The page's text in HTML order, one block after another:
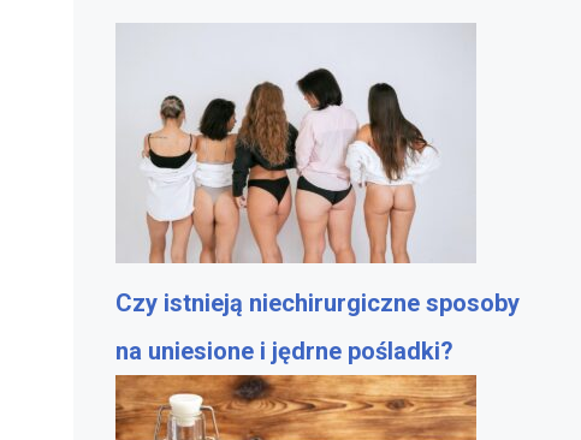
Czy istnieją niechirurgiczne sposoby
na uniesione i jędrne pośladki?